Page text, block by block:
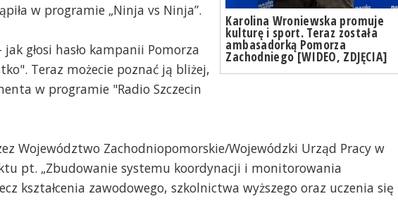
Karolina Wroniewska promuje
kulturę i sport. Teraz została
ambasadorką Pomorza
Zachodniego [WIDEO, ZDJĘCIA]
w programie „Ninja vs Ninja”.
głosi hasło kampanii Pomorza
Teraz możecie poznać ją bliżej,
w programie "Radio Szczecin
Województwo Zachodniopomorskie/Wojewódzki Urząd Pracy w
pt. „Zbudowanie systemu koordynacji i monitorowania
kształcenia zawodowego, szkolnictwa wyższego oraz uczenia się